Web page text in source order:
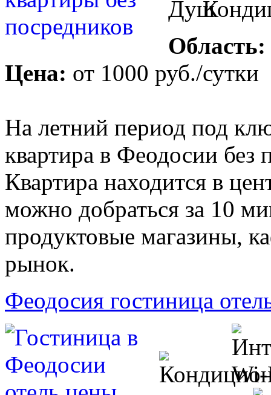
Область:
Цена: от 1000 руб./сутки
На летний период под
квартира в Феодосии без
Квартира находится в
можно добраться за 10
продуктовые магазины,
рынок.
Феодосия гостиница